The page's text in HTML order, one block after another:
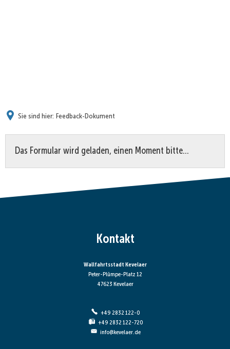
Sie sind hier: Feedback-Dokument
Das Formular wird geladen, einen Moment bitte…
Kontakt
Wallfahrtsstadt Kevelaer
Peter-Plümpe-Platz 12
47623 Kevelaer
+49 2832 122-0
+49 2832 122-720
info@kevelaer.de